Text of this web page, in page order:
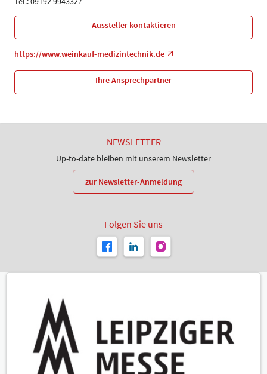
Aussteller kontaktieren
https://www.weinkauf-medizintechnik.de
Ihre Ansprechpartner
NEWSLETTER
Up-to-date bleiben mit unserem Newsletter
zur Newsletter-Anmeldung
Folgen Sie uns